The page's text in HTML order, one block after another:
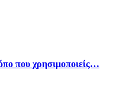
που χρησιμοποιείς…